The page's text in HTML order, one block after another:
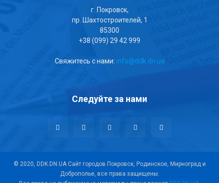
г. Покровск,
пр. Шахтостроителей, 1
85300
+38 (099) 29 42 999
Свяжитесь с нами: info@ddk.dn.ua
Следуйте за нами
© 2020, DDK.DN.UA Сайт городов Покровск, Родинское, Мирноград и
Доброполье, все права защищены.